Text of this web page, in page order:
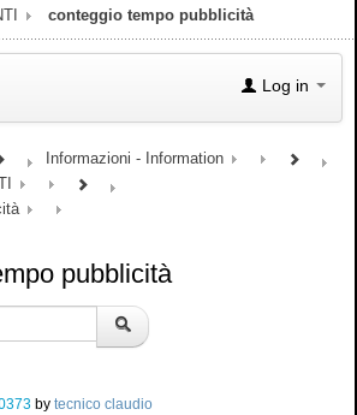
conteggio tempo pubblicità
Log in
Informazioni - Information
pubblicità
by tecnico claudio